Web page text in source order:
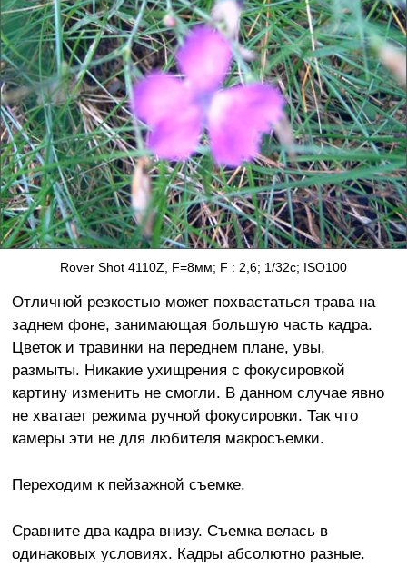
Rover Shot 4110Z, F=8мм; F : 2,6; 1/32с; ISO100
Отличной резкостью может похвастаться трава на
заднем фоне, занимающая большую часть кадра.
Цветок и травинки на переднем плане, увы,
размыты. Никакие ухищрения с фокусировкой
картину изменить не смогли. В данном случае явно
не хватает режима ручной фокусировки. Так что
камеры эти не для любителя макросъемки.
Переходим к пейзажной съемке.
Сравните два кадра внизу. Съемка велась в
одинаковых условиях. Кадры абсолютно разные.